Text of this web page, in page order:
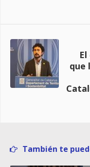
que
También te